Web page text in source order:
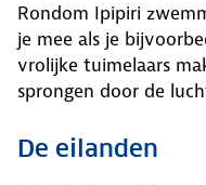
Rondom Ipipiri
je mee als je
vrolijke tuimelaars
sprongen door de
De eilanden